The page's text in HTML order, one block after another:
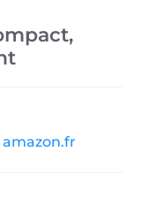
amazon.fr